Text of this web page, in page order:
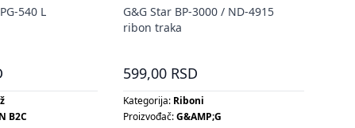
540 L
B2C
G&G Star BP-3000 / ND-4915
ribon traka
599,00 RSD
Kategorija: Riboni
Proizvođač:G&AMP;G